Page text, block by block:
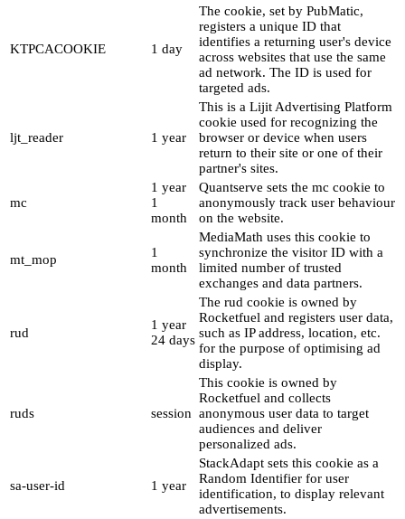
KTPCACOOKIE 1 day
The cookie, set by PubMatic,
registers a unique ID that
identifies a returning user's device
across websites that use the same
ad network. The ID is used for
targeted ads.
ljt_reader 1 year
This is a Lijit Advertising Platform
cookie used for recognizing the
browser or device when users
return to their site or one of their
partner's sites.
mc
1 year
1
month
Quantserve sets the mc cookie to
anonymously track user behaviour
on the website.
mt_mop
1
month
MediaMath uses this cookie to
synchronize the visitor ID with a
limited number of trusted
exchanges and data partners.
rud
1 year
24 days
The rud cookie is owned by
Rocketfuel and registers user data,
such as IP address, location, etc.
for the purpose of optimising ad
display.
ruds session
This cookie is owned by
Rocketfuel and collects
anonymous user data to target
audiences and deliver
personalized ads.
sa-user-id 1 year
StackAdapt sets this cookie as a
Random Identifier for user
identification, to display relevant
advertisements.